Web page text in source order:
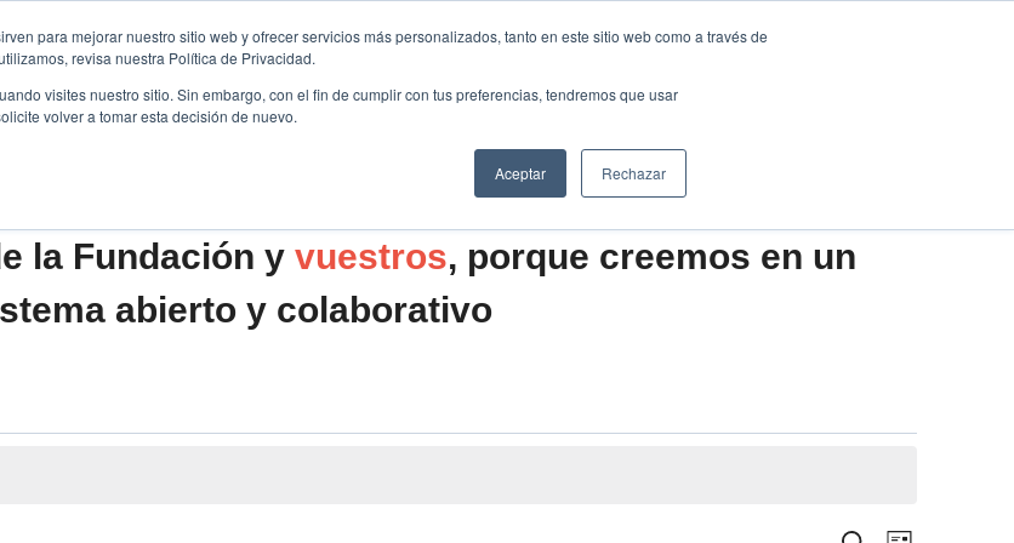
para mejorar nuestro sitio web y ofrecer servicios más personalizados, tanto en este sitio web como a través de
revisa nuestra Política de Privacidad.
visites nuestro sitio. Sin embargo, con el fin de cumplir con tus preferencias, tendremos que usar
volver a tomar esta decisión de nuevo.
Aceptar Rechazar
FILANTROPÍA LONGEVIDAD
la Fundación y vuestros, porque creemos en un
abierto y colaborativo